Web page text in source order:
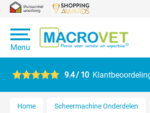
Menu
9.4 / 10
Home Scheermachine Onderdelen